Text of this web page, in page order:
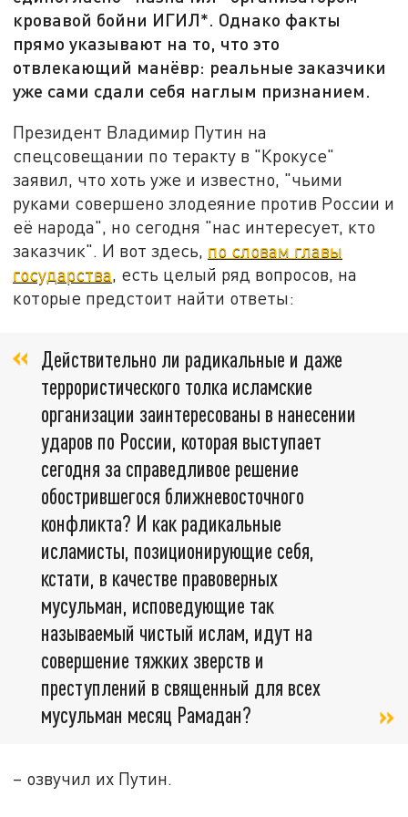
кровавой бойни ИГИЛ*. Однако факты
прямо указывают на то, что это
отвлекающий манёвр: реальные заказчики
уже сами сдали себя наглым признанием.
Президент Владимир Путин на
спецсовещании по теракту в "Крокусе"
заявил, что хоть уже и известно, "чьими
руками совершено злодеяние против России и
её народа", но сегодня "нас интересует, кто
заказчик". И вот здесь, по словам главы
государства, есть целый ряд вопросов, на
которые предстоит найти ответы:
Действительно ли радикальные и даже
террористического толка исламские
организации заинтересованы в нанесении
ударов по России, которая выступает
сегодня за справедливое решение
обострившегося ближневосточного
конфликта? И как радикальные
исламисты, позиционирующие себя,
кстати, в качестве правоверных
мусульман, исповедующие так
называемый чистый ислам, идут на
совершение тяжких зверств и
преступлений в священный для всех
мусульман месяц Рамадан?
– озвучил их Путин.